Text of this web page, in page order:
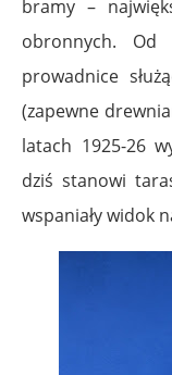
bramy –
obronnych. Od
prowadnice
(zapewne
latach 1925-26
dziś stanowi
wspaniały widok